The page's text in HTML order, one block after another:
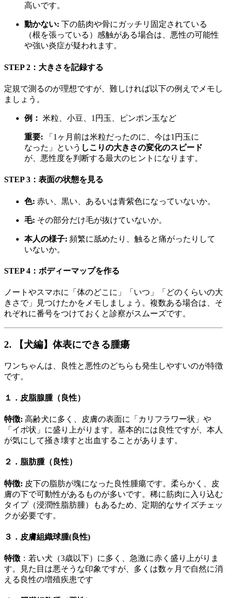
高いです。
動かない: 下の筋肉や骨にガッチリ固定されている
（根を張っている）感触がある場合は、悪性の可能性
や強い炎症が疑われます。
STEP 2：大きさを記録する
定規で測るのが理想ですが、難しければ以下の例えでメモし
ましょう。
例： 米粒、小豆、1円玉、ピンポン玉など
重要: 「1ヶ月前は米粒だったのに、今は1円玉に
なった」という しこりの大きさの変化のスピード
が、悪性度を判断する最大のヒントになります。
STEP 3：表面の状態を見る
色: 赤い、黒い、あるいは青紫色になっていないか。
毛: その部分だけ毛が抜けていないか。
本人の様子: 頻繁に舐めたり、触ると痛がったりして
いないか。
STEP 4：ボディーマップを作る
ノートやスマホに「体のどこに」「いつ」「どのくらいの大
きさで」見つけたかをメモしましょう。複数ある場合は、そ
れぞれに番号をつけておくと診察がスムーズです。
2. 【犬編】体表にできる腫瘍
ワンちゃんは、良性と悪性のどちらも発生しやすいのが特徴
です。
１．皮脂腺腫（良性）
特徴: 高齢犬に多く、皮膚の表面に「カリフラワー状」や
「イボ状」に盛り上がります。基本的には良性ですが、本人
が気にして掻き壊すと出血することがあります。
２．脂肪腫（良性）
特徴: 皮下の脂肪が塊になった良性腫瘍です。柔らかく、皮
膚の下で可動性があるものが多いです。稀に筋肉に入り込む
タイプ（浸潤性脂肪腫）もあるため、定期的なサイズチェッ
クが必要です。
３．皮膚組織球腫(良性)
特徴 ：若い犬（3歳以下）に多く、急激に赤く盛り上がりま
す。見た目は悪そうな印象ですが、多くは数ヶ月で自然に消
える良性の増殖疾患です